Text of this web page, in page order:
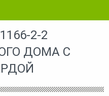
2-2
ДОМА С